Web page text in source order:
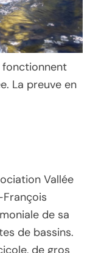
fonctionnent
La preuve en
Vallée
de sa
de bassins.
de gros